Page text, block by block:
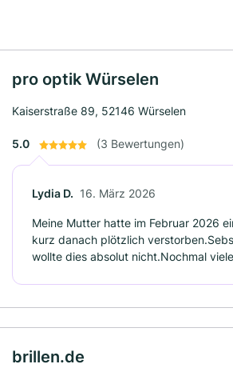
pro optik Würselen
Kaiserstraße 89, 52146 Würselen
5.0 (3 Bewertungen)
Lydia D. 16. März 2026
Meine Mutter hatte im Februar 2026
kurz danach plötzlich
wollte dies absolut nicht.Nochmal
brillen.de